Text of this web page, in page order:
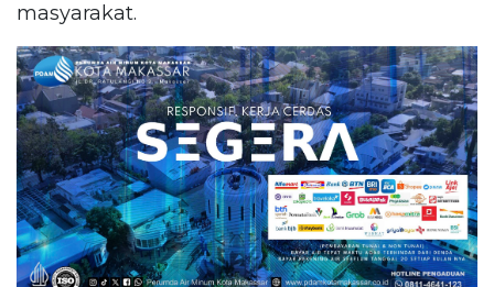
masyarakat.